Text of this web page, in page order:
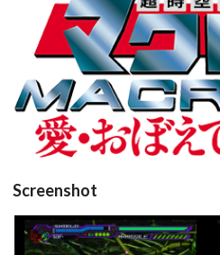
Drop your files
add to the current
View
Screenshot